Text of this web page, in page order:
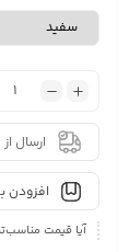
ارسال از 12 روز کاری آینده
افزودن
آیا قیمت